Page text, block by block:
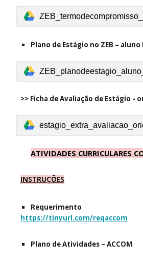
Plano de Estágio no ZEB – aluno
>> Ficha de Avaliação de Estágio -
ATIVIDADES CURRICULARES
INSTRUÇÕES
Requerimento
https://tinyurl.com/reqaccom
Plano de Atividades – ACCOM